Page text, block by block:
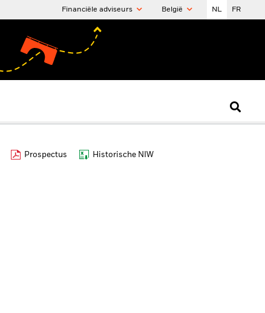
Financiële adviseurs België NL FR
Prospectus Historische NIW